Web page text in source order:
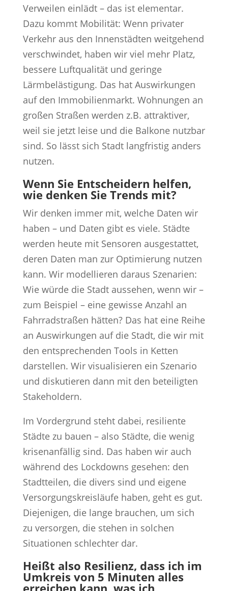
Verweilen einlädt – das ist elementar.
Dazu kommt Mobilität: Wenn privater
Verkehr aus den Innenstädten weitgehend
verschwindet, haben wir viel mehr Platz,
bessere Luftqualität und geringe
Lärmbelästigung. Das hat Auswirkungen
auf den Immobilienmarkt. Wohnungen an
großen Straßen werden z.B. attraktiver,
weil sie jetzt leise und die Balkone nutzbar
sind. So lässt sich Stadt langfristig anders
nutzen.
Wenn Sie Entscheidern helfen,
wie denken Sie Trends mit?
Wir denken immer mit, welche Daten wir
haben – und Daten gibt es viele. Städte
werden heute mit Sensoren ausgestattet,
deren Daten man zur Optimierung nutzen
kann. Wir modellieren daraus Szenarien:
Wie würde die Stadt aussehen, wenn wir –
zum Beispiel – eine gewisse Anzahl an
Fahrradstraßen hätten? Das hat eine Reihe
an Auswirkungen auf die Stadt, die wir mit
den entsprechenden Tools in Ketten
darstellen. Wir visualisieren ein Szenario
und diskutieren dann mit den beteiligten
Stakeholdern.
Im Vordergrund steht dabei, resiliente
Städte zu bauen – also Städte, die wenig
krisenanfällig sind. Das haben wir auch
während des Lockdowns gesehen: den
Stadtteilen, die divers sind und eigene
Versorgungskreisläufe haben, geht es gut.
Diejenigen, die lange brauchen, um sich
zu versorgen, die stehen in solchen
Situationen schlechter dar.
Heißt also Resilienz, dass ich im
Umkreis von 5 Minuten alles
erreichen kann, was ich